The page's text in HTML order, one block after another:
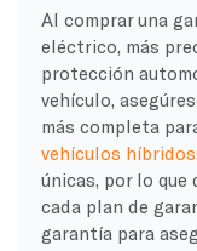
Al comprar una
eléctrico, más
protección
vehículo,
más completa
vehículos
únicas, por lo
cada plan de
garantía para